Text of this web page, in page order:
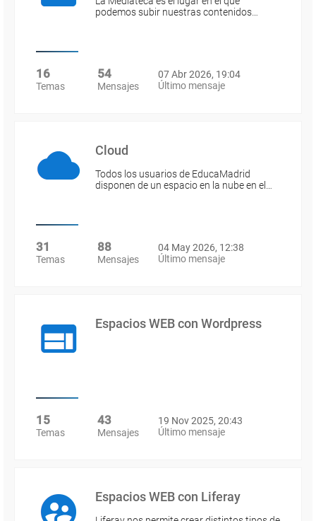
podemos subir nuestras contenidos…
16
Temas
54
Mensajes
07 Abr 2026, 19:04
Último mensaje
Cloud
Todos los usuarios de EducaMadrid
disponen de un espacio en la nube en el…
31
Temas
88
Mensajes
04 May 2026, 12:38
Último mensaje
Espacios WEB con Wordpress
15
Temas
43
Mensajes
19 Nov 2025, 20:43
Último mensaje
Espacios WEB con Liferay